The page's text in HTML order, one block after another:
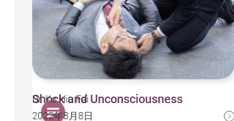
Shock and Unconsciousness
Dr. Ko Hiu Fai
2022年8月8日